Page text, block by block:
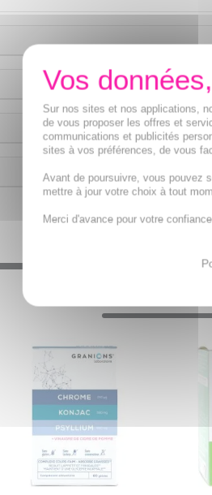
Sur nos sites et nos applications,
de vous proposer les offres et
communications et publicités
sites à vos préférences, de vous
Avant de poursuivre, vous pouvez
mettre à jour votre choix à tout
Merci d'avance pour votre